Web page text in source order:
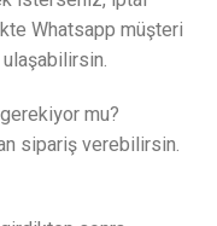
Whatsapp müşteri
mu?
sipariş verebilirsin.